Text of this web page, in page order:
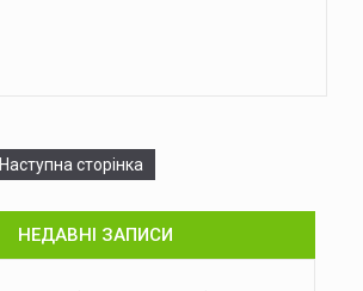
Наступна сторінка
НЕДАВНІ ЗАПИСИ